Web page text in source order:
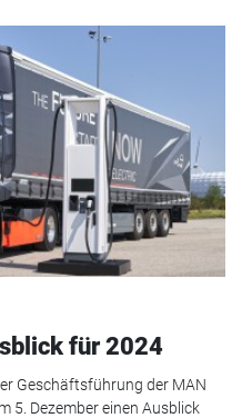
für 2024
Geschäftsführung der MAN
5. Dezember einen Ausblick